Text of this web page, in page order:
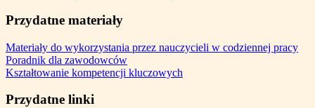
Przydatne materiały
Materiały do wykorzystania przez nauczycieli w codziennej pracy
Poradnik dla zawodowców
Kształtowanie kompetencji kluczowych
Przydatne linki